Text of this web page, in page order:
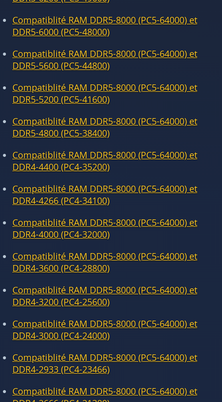
Compatiblité RAM DDR5-8000 (PC5-64000) et
DDR5-6000 (PC5-48000)
Compatiblité RAM DDR5-8000 (PC5-64000) et
DDR5-5600 (PC5-44800)
Compatiblité RAM DDR5-8000 (PC5-64000) et
DDR5-5200 (PC5-41600)
Compatiblité RAM DDR5-8000 (PC5-64000) et
DDR5-4800 (PC5-38400)
Compatiblité RAM DDR5-8000 (PC5-64000) et
DDR4-4400 (PC4-35200)
Compatiblité RAM DDR5-8000 (PC5-64000) et
DDR4-4266 (PC4-34100)
Compatiblité RAM DDR5-8000 (PC5-64000) et
DDR4-4000 (PC4-32000)
Compatiblité RAM DDR5-8000 (PC5-64000) et
DDR4-3600 (PC4-28800)
Compatiblité RAM DDR5-8000 (PC5-64000) et
DDR4-3200 (PC4-25600)
Compatiblité RAM DDR5-8000 (PC5-64000) et
DDR4-3000 (PC4-24000)
Compatiblité RAM DDR5-8000 (PC5-64000) et
DDR4-2933 (PC4-23466)
Compatiblité RAM DDR5-8000 (PC5-64000) et